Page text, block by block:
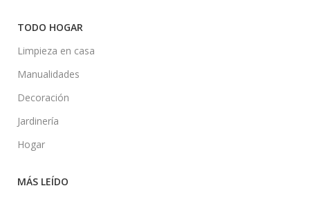
TODO HOGAR
Limpieza en casa
Manualidades
Decoración
Jardinería
Hogar
MÁS LEÍDO